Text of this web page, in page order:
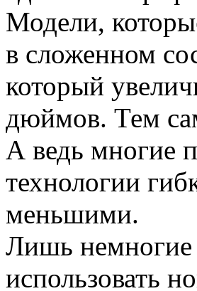
Модели,
в сложенном
который
дюймов. Тем
А ведь многие
технологии
меньшими.
Лишь
использовать